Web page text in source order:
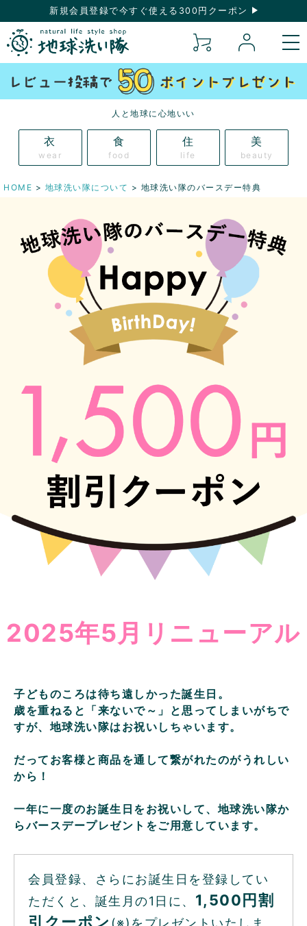
新規会員登録で今すぐ使える300円クーポン
人と地球に心地いい
衣
wear
食
food
住
life
美
beauty
HOME 地球洗い隊について 地球洗い隊のバースデー特典
2025年5月リニューアル
子どものころは待ち遠しかった誕生日。
歳を重ねると「来ないで～」と思ってしまいがちで
すが、地球洗い隊はお祝いしちゃいます。
だってお客様と商品を通して繋がれたのがうれしい
から！
一年に一度のお誕生日をお祝いして、地球洗い隊か
らバースデープレゼントをご用意しています。
会員登録、さらにお誕生日を登録してい
ただくと、誕生月の1日に、 1,500円割
引クーポン (※)をプレゼントいたしま